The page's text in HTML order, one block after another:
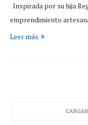
Inspirada por su hija
emprendimiento
Leer más